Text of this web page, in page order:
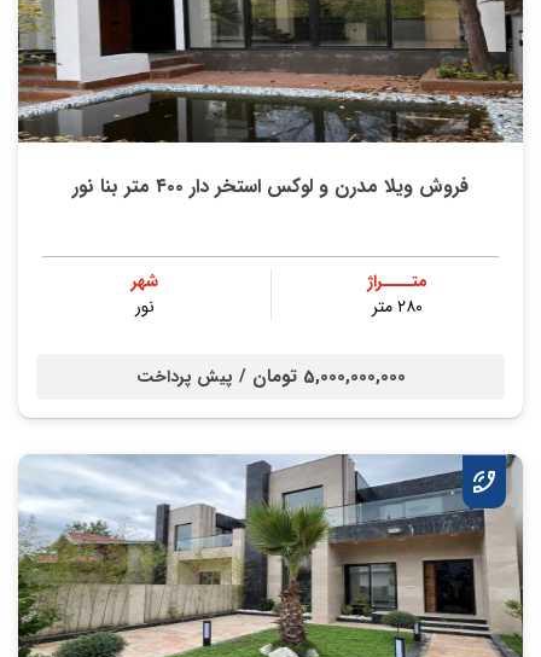
فروش ویلا مدرن و لوکس استخر دار ۴۰۰ متر بنا نور
متــــراژ
۲۸۰ متر
شهر
نور
5,000,000,000 تومان / پیش پرداخت